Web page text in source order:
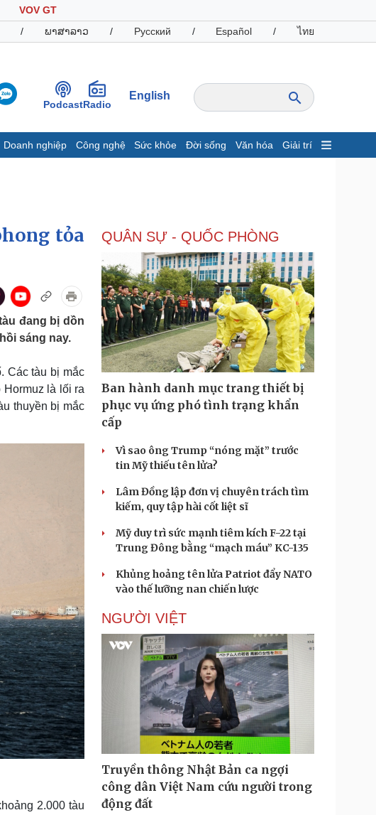
VOV GT
/ ພາສາລາວ / Русский / Español / ไทย
PodcastRadio
English
Doanh nghiệp Công nghệ Sức khỏe Đời sống Văn hóa Giải trí
Chứng khoán
Giá cà phê
Doanh nghiệp
Thông tin doanh nghiệp
Doanh nghiệp 24h
Doanh nhân
Vì cộng đồng
Công nghệ
Sành điệu
Tin Công nghệ
Trải nghiệm
Chuyển đổi số
Du lịch
Tư vấn
check-in
Podcast
Câu chuyện thời sự
Cửa sổ tình yêu
Kể chuyện cho bé
tỏa
đang bị dồn
sáng nay.
Các tàu bị mắc
là lối ra
thuyền bị mắc
2.000 tàu
QUÂN SỰ - QUỐC PHÒNG
Ban hành danh mục trang thiết bị
phục vụ ứng phó tình trạng khẩn
cấp
Vì sao ông Trump “nóng mặt” trước
tin Mỹ thiếu tên lửa?
Lâm Đồng lập đơn vị chuyên trách tìm
kiếm, quy tập hài cốt liệt sĩ
Mỹ duy trì sức mạnh tiêm kích F-22 tại
Trung Đông bằng “mạch máu” KC-135
Khủng hoảng tên lửa Patriot đẩy NATO
vào thế lưỡng nan chiến lược
NGƯỜI VIỆT
Truyền thông Nhật Bản ca ngợi
công dân Việt Nam cứu người trong
động đất